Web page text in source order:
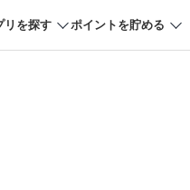
リを探す ポイントを貯める